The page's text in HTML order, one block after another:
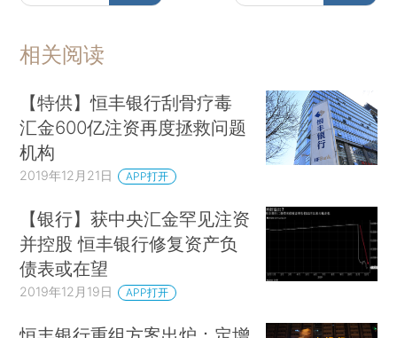
相关阅读
【特供】恒丰银行刮骨疗毒
汇金600亿注资再度拯救问题
机构
2019年12月21日 APP打开
【银行】获中央汇金罕见注资
并控股 恒丰银行修复资产负
债表或在望
2019年12月19日 APP打开